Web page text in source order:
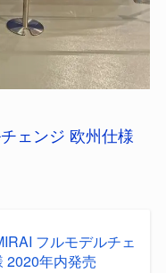
ェンジ 欧州仕様
フルモデルチェ
2020年内発売